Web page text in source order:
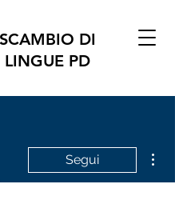
SCAMBIO DI
LINGUE PD
Segui